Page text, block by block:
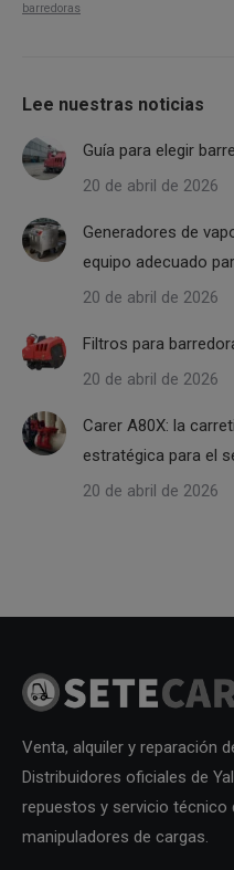
barredoras
Lee nuestras noticias
Guía para elegir
20 de abril de 2026
Generadores de
equipo adecuado
20 de abril de 2026
Filtros para
20 de abril de 2026
Carer A80X: la
estratégica para el
20 de abril de 2026
Venta, alquiler y reparación
Distribuidores oficiales de
repuestos y servicio técnico
manipuladores de cargas.